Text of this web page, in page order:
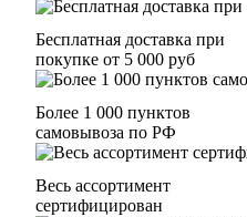
Бесплатная доставка при
покупке от 5 000 руб
Более 1 000 пунктов
самовывоза по РФ
Весь ассортимент
сертифицирован